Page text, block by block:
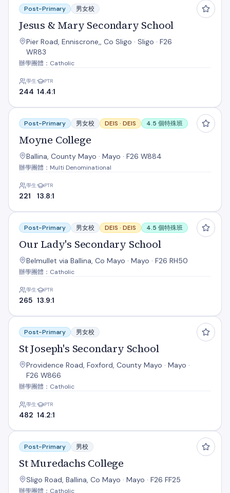
Post-Primary 男女校
Jesus & Mary Secondary School
Pier Road, Enniscrone,, Co Sligo · Sligo · F26
WR83
辦學團體：Catholic
學生
244
PTR
14.4:1
Moyne College
Post-Primary 男女校 DEIS · DEIS 4.5 個特殊班
Moyne College
Ballina, County Mayo · Mayo · F26 W884
辦學團體：Multi Denominational
學生
221
PTR
13.8:1
Our Lady's Secondary School
Post-Primary 男女校 DEIS · DEIS 4.5 個特殊班
Our Lady's Secondary School
Belmullet via Ballina, Co Mayo · Mayo · F26 RH50
辦學團體：Catholic
學生
265
PTR
13.9:1
St Joseph's Secondary School
Post-Primary 男女校
St Joseph's Secondary School
Providence Road, Foxford, County Mayo · Mayo ·
F26 W866
辦學團體：Catholic
學生
482
PTR
14.2:1
St Muredachs College
Post-Primary 男校
St Muredachs College
Sligo Road, Ballina, Co Mayo · Mayo · F26 FF25
辦學團體：Catholic